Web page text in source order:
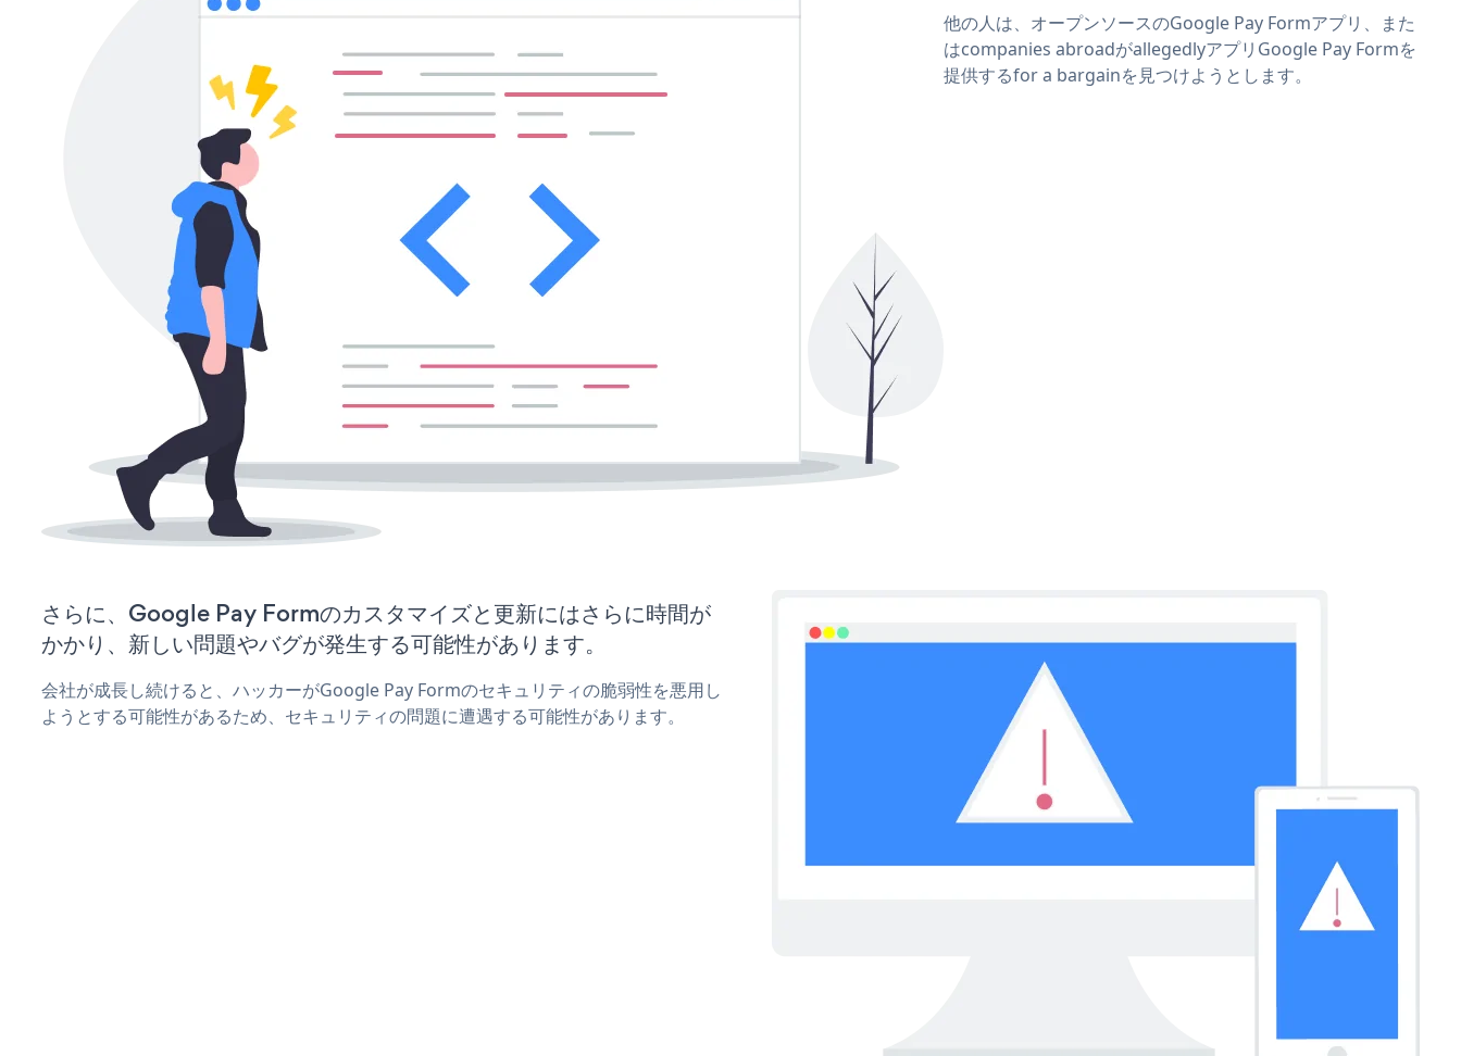
他の人は、オープンソースのGoogle Pay Formアプリ、また
はcompanies abroadがallegedlyアプリGoogle Pay Formを
提供するfor a bargainを見つけようとします。
さらに、Google Pay Formのカスタマイズと更新にはさらに時間が
かかり、新しい問題やバグが発生する可能性があります。
会社が成長し続けると、ハッカーがGoogle Pay Formのセキュリティの脆弱性を悪用し
ようとする可能性があるため、セキュリティの問題に遭遇する可能性があります。